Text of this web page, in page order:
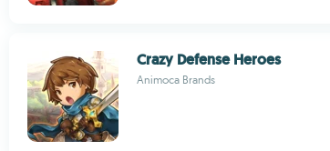
Crazy Defense Heroes
Animoca Brands